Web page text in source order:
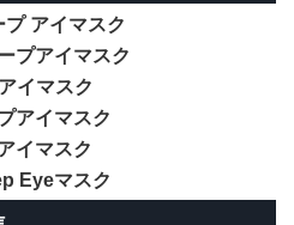
アイマスク
プアイマスク
イマスク
アイマスク
イマスク
Eyeマスク